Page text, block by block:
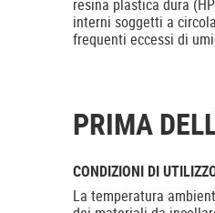
resina plastica dura
interni soggetti a
frequenti eccessi di
PRIMA
CONDIZIONI DI
La temperatura